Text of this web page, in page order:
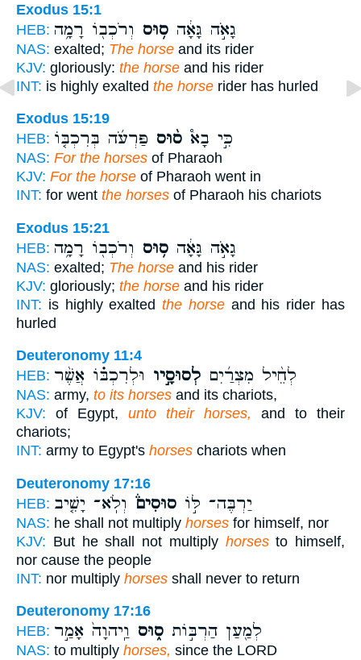
Exodus 15:1
HEB:
גָאֹ֣ה גָּאָ֔ה ס֥וּס וְרֹכְב֖וֹ רָמָ֥ה
NAS: exalted; The horse and its rider
KJV: gloriously: the horse and his rider
INT: is highly exalted the horse rider has hurled
Exodus 15:19
HEB:
כִּ֣י בָא֩ ס֨וּס פַּרְעֹ֜ה בְּרִכְבּ֤וֹ
NAS: For the horses of Pharaoh
KJV: For the horse of Pharaoh went in
INT: for went the horses of Pharaoh his chariots
Exodus 15:21
HEB:
גָאֹ֣ה גָּאָ֔ה ס֥וּס וְרֹכְב֖וֹ רָמָ֥ה
NAS: exalted; The horse and his rider
KJV: gloriously; the horse and his rider
INT: is highly exaltedthe horseand his rider has
hurled
Deuteronomy 11:4
HEB:
לְחֵ֨יל מִצְרַ֜יִם לְסוּסָ֣יו וּלְרִכְבּ֗וֹ אֲשֶׁ֨ר
NAS: army, to its horses and its chariots,
KJV: of Egypt, unto their horses, and to their
chariots;
INT: army to Egypt's horses chariots when
Deuteronomy 17:16
HEB:
יַרְבֶּה־ לּ֣וֹ סוּסִים֒ וְלֹֽא־ יָשִׁ֤יב
NAS: he shall not multiply horses for himself, nor
KJV: But he shall not multiply horsesto himself,
nor cause the people
INT: nor multiply horses shall never to return
Deuteronomy 17:16
HEB:
לְמַ֖עַן הַרְבּ֣וֹת ס֑וּס וַֽיהוָה֙ אָמַ֣ר
NAS: to multiply horses, since the LORD